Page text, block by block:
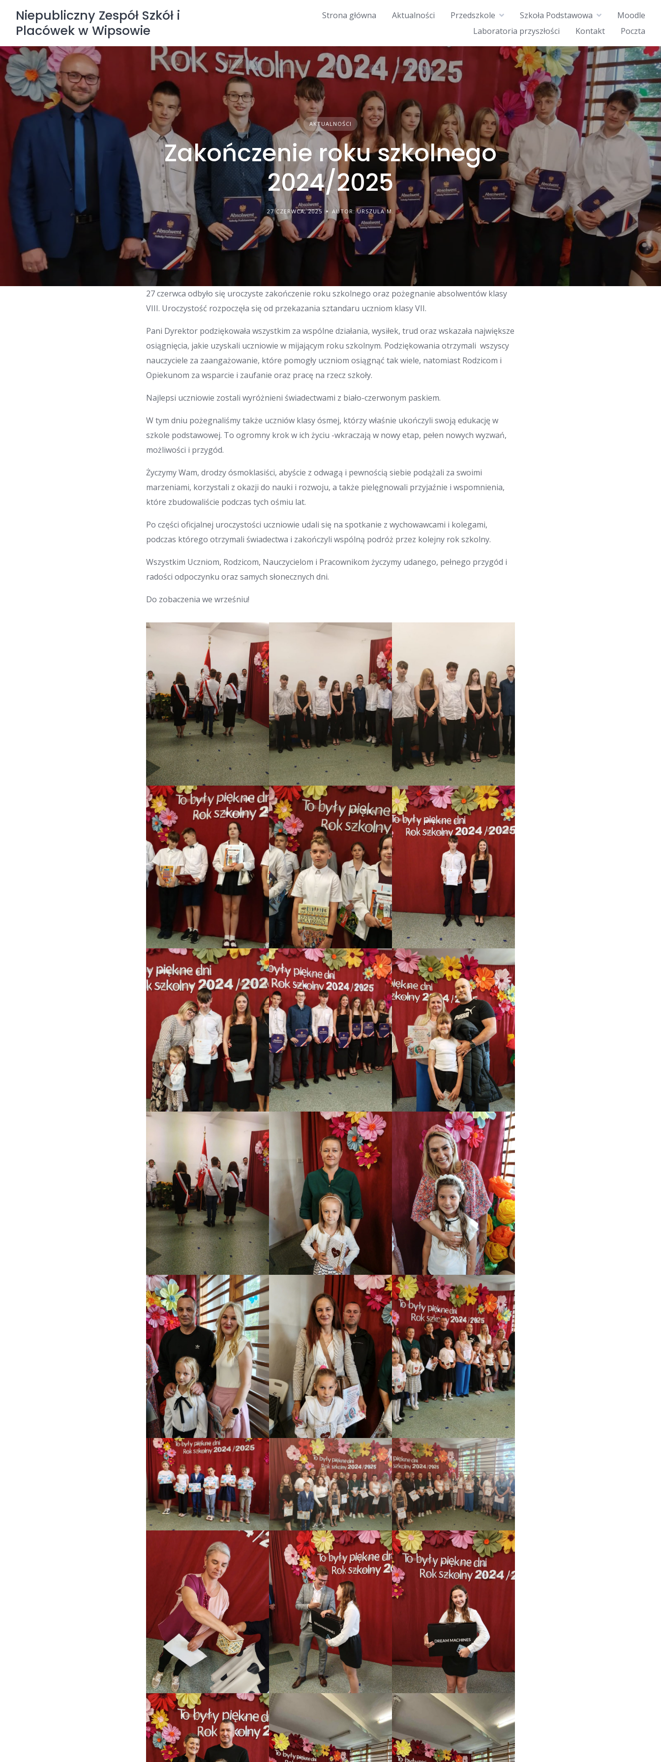
content
Niepubliczny Zespół Szkół i
Placówek w Wipsowie
Strona główna Aktualności Przedszkole Szkoła Podstawowa
Moodle
Laboratoria przyszłości
Kontakt Poczta
AKTUALNOŚCI
Zakończenie roku szkolnego
2024/2025
27 CZERWCA, 2025 AUTOR: URSZULA M.
27 czerwca odbyło się uroczyste zakończenie roku szkolnego oraz pożegnanie absolwentów klasy
VIII. Uroczystość rozpoczęła się od przekazania sztandaru uczniom klasy VII.
Pani Dyrektor podziękowała wszystkim za wspólne działania, wysiłek, trud oraz wskazała największe
osiągnięcia, jakie uzyskali uczniowie w mijającym roku szkolnym. Podziękowania otrzymali wszyscy
nauczyciele za zaangażowanie, które pomogły uczniom osiągnąć tak wiele, natomiast Rodzicom i
Opiekunom za wsparcie i zaufanie oraz pracę na rzecz szkoły.
Najlepsi uczniowie zostali wyróżnieni świadectwami z biało-czerwonym paskiem.
W tym dniu pożegnaliśmy także uczniów klasy ósmej, którzy właśnie ukończyli swoją edukację w
szkole podstawowej. To ogromny krok w ich życiu -wkraczają w nowy etap, pełen nowych wyzwań,
możliwości i przygód.
Życzymy Wam, drodzy ósmoklasiści, abyście z odwagą i pewnością siebie podążali za swoimi
marzeniami, korzystali z okazji do nauki i rozwoju, a także pielęgnowali przyjaźnie i wspomnienia,
które zbudowaliście podczas tych ośmiu lat.
Po części oficjalnej uroczystości uczniowie udali się na spotkanie z wychowawcami i kolegami,
podczas którego otrzymali świadectwa i zakończyli wspólną podróż przez kolejny rok szkolny.
Wszystkim Uczniom, Rodzicom, Nauczycielom i Pracownikom życzymy udanego, pełnego przygód i
radości odpoczynku oraz samych słonecznych dni.
Do zobaczenia we wrześniu!